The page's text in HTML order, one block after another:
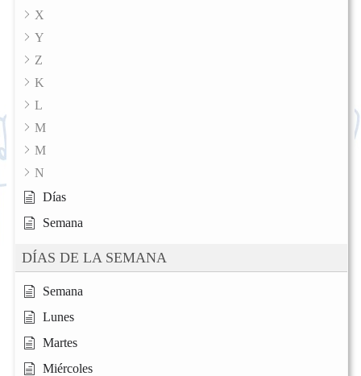
X
Y
Z
K
L
M
M
N
Días
Semana
DÍAS DE LA SEMANA
Semana
Lunes
Martes
Miércoles